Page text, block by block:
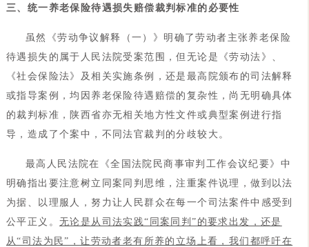
三、统一养老保险待遇损失赔偿裁判标准的必要性
虽然《劳动争议解释（一）》明确了劳动者主张养老保险
待遇损失的属于人民法院受案范围，但无论是《劳动法》、
《社会保险法》及相关实施条例，还是最高院颁布的司法解释
或指导案例，均因养老保险待遇赔偿的复杂性，尚无明确具体
的裁判标准，陕西省亦无相关地方性文件或典型案例进行指
导，造成了个案中，不同法官裁判的分歧较大。
最高人民法院在《全国法院民商事审判工作会议纪要》中
明确指出要注意树立同案同判思维，注重案件说理，做到以法
为据、以理服人，努力让人民群众在每一个司法案件中感受到
公平正义。 无论是从司法实践“同案同判”的要求出发，还是
从“司法为民”，让劳动者老有所养的立场上看，我们都呼吁在